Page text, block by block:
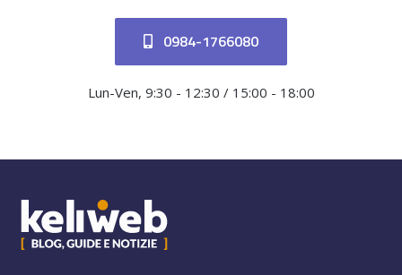
0984-1766080
Lun-Ven, 9:30 - 12:30 / 15:00 - 18:00